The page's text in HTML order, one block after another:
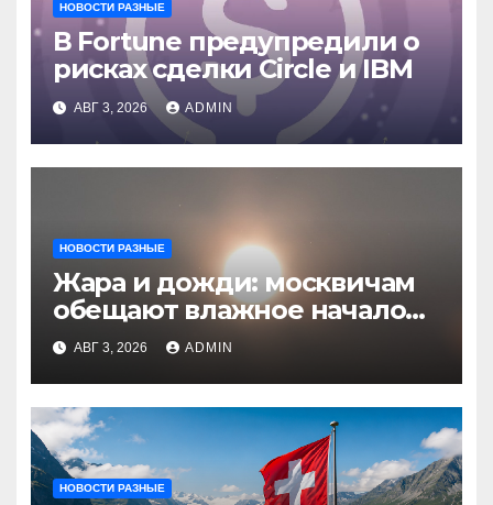
НОВОСТИ РАЗНЫЕ
В Fortune предупредили о
рисках сделки Circle и IBM
АВГ 3, 2026 ADMIN
НОВОСТИ РАЗНЫЕ
Жара и дожди: москвичам
обещают влажное начало
августа
АВГ 3, 2026 ADMIN
НОВОСТИ РАЗНЫЕ